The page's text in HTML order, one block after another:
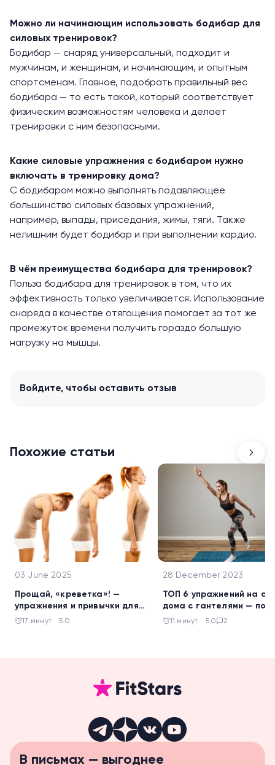
Можно ли начинающим использовать бодибар для
силовых тренировок?
Бодибар — снаряд универсальный, подходит и
мужчинам, и женщинам, и начинающим, и опытным
спортсменам. Главное, подобрать правильный вес
бодибара — то есть такой, который соответствует
физическим возможностям человека и делает
тренировки с ним безопасными.
Какие силовые упражнения с бодибаром нужно
включать в тренировку дома?
С бодибаром можно выполнять подавляющее
большинство силовых базовых упражнений,
например, выпады, приседания, жимы, тяги. Также
нелишним будет бодибар и при выполнении кардио.
В чём преимущества бодибара для тренировок?
Польза бодибара для тренировок в том, что их
эффективность только увеличивается. Использование
снаряда в качестве отягощения помогает за тот же
промежуток времени получить гораздо большую
нагрузку на мышцы.
Войдите, чтобы оставить отзыв
Похожие статьи
03 June 2025
Прощай, «креветка»! —
упражнения и привычки для
ровной осанки
17 минут 5.0
28 December 2023
ТОП 6 упражнений на
дома с гантелями —
своему позвоночнику
11 минут 5.0 2
В письмах — выгоднее